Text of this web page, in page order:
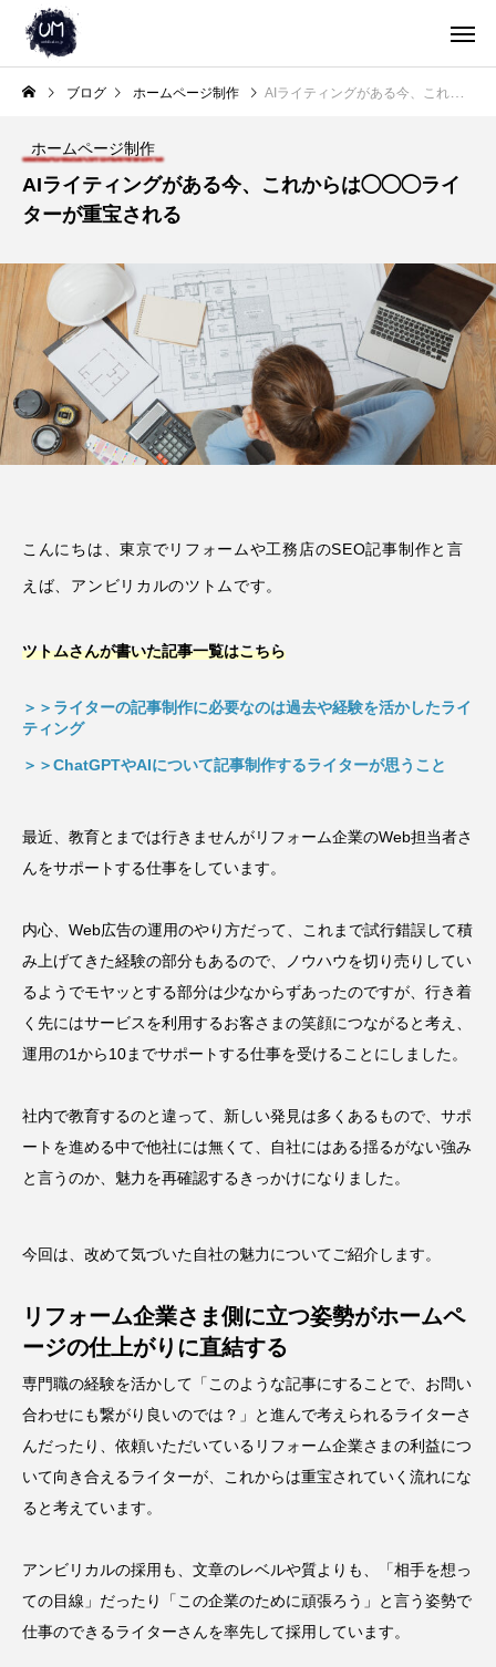
ブログ ホームページ制作 AIライティングがある今、これからは◯◯◯ライターが重宝される
ホームページ制作
AIライティングがある今、これからは◯◯◯ライ
ターが重宝される
こんにちは、東京でリフォームや工務店のSEO記事制作と言
えば、アンビリカルのツトムです。
ツトムさんが書いた記事一覧はこちら
＞＞ライターの記事制作に必要なのは過去や経験を活かしたライ
ティング
＞＞ChatGPTやAIについて記事制作するライターが思うこと
最近、教育とまでは行きませんがリフォーム企業のWeb担当者さ
んをサポートする仕事をしています。
内心、Web広告の運用のやり方だって、これまで試行錯誤して積
み上げてきた経験の部分もあるので、ノウハウを切り売りしてい
るようでモヤッとする部分は少なからずあったのですが、行き着
く先にはサービスを利用するお客さまの笑顔につながると考え、
運用の1から10までサポートする仕事を受けることにしました。
社内で教育するのと違って、新しい発見は多くあるもので、サポ
ートを進める中で他社には無くて、自社にはある揺るがない強み
と言うのか、魅力を再確認するきっかけになりました。
今回は、改めて気づいた自社の魅力についてご紹介します。
リフォーム企業さま側に立つ姿勢がホームペ
ージの仕上がりに直結する
専門職の経験を活かして「このような記事にすることで、お問い
合わせにも繋がり良いのでは？」と進んで考えられるライターさ
んだったり、依頼いただいているリフォーム企業さまの利益につ
いて向き合えるライターが、これからは重宝されていく流れにな
ると考えています。
アンビリカルの採用も、文章のレベルや質よりも、「相手を想っ
ての目線」だったり「この企業のために頑張ろう」と言う姿勢で
仕事のできるライターさんを率先して採用しています。